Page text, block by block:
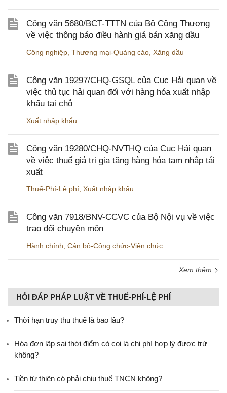
Công văn 5680/BCT-TTTN của Bộ Công Thương
về việc thông báo điều hành giá bán xăng dầu
Công nghiệp Thương mại-Quảng cáo Xăng dầu
Công văn 19297/CHQ-GSQL của Cục Hải quan về
việc thủ tục hải quan đối với hàng hóa xuất nhập
khẩu tại chỗ
Xuất nhập khẩu
Công văn 19280/CHQ-NVTHQ của Cục Hải quan
về việc thuế giá trị gia tăng hàng hóa tạm nhập tái
xuất
Thuế-Phí-Lệ phí Xuất nhập khẩu
Công văn 7918/BNV-CCVC của Bộ Nội vụ về việc
trao đổi chuyên môn
Hành chính Cán bộ-Công chức-Viên chức
Xem thêm
HỎI ĐÁP PHÁP LUẬT VỀ THUẾ-PHÍ-LỆ PHÍ
Thời hạn truy thu thuế là bao lâu?
Hóa đơn lập sai thời điểm có coi là chi phí hợp lý được trừ
không?
Tiền từ thiện có phải chịu thuế TNCN không?